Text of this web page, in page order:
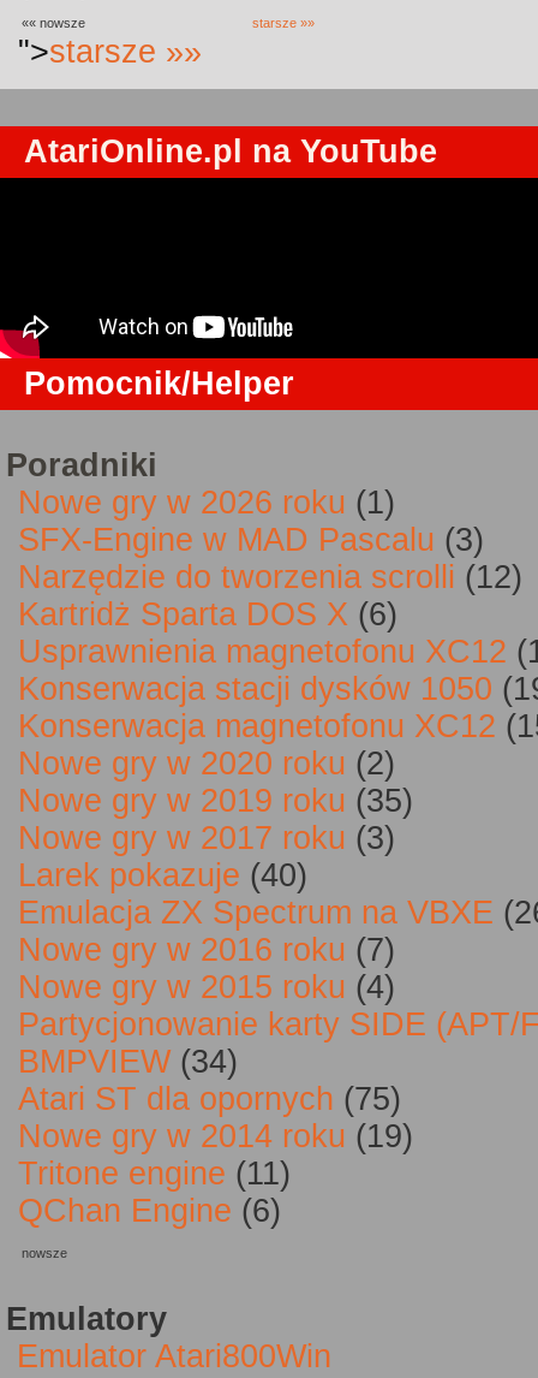
«« nowsze starsze »»
">starsze »»
AtariOnline.pl na YouTube
Pomocnik/Helper
Poradniki
Nowe gry w 2026 roku (1)
SFX-Engine w MAD Pascalu (3)
Narzędzie do tworzenia scrolli (12)
Kartridż Sparta DOS X (6)
Usprawnienia magnetofonu XC12
Konserwacja stacji dysków 1050
Konserwacja magnetofonu XC12
Nowe gry w 2020 roku (2)
Nowe gry w 2019 roku (35)
Nowe gry w 2017 roku (3)
Larek pokazuje (40)
Emulacja ZX Spectrum na VBXE
Nowe gry w 2016 roku (7)
Nowe gry w 2015 roku (4)
Partycjonowanie karty SIDE (APT/
BMPVIEW(34)
Atari ST dla opornych (75)
Nowe gry w 2014 roku (19)
Tritone engine (11)
QChan Engine (6)
nowsze
Emulatory
Emulator Atari800Win